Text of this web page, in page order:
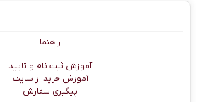
راهنما
آموزش ثبت نام و تایید
آموزش خرید از سایت
پیگیری سفارش